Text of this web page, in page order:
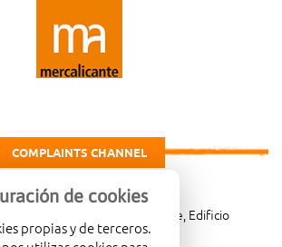
COMPLAINTS CHANNEL
de Madrid Km. 4, 03007 Alicante, Edificio
Administrativo, planta 3ª
de cookies
propias y de terceros.